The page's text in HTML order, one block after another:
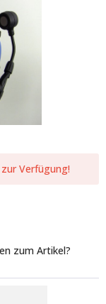
Verfügung!
zum Artikel?